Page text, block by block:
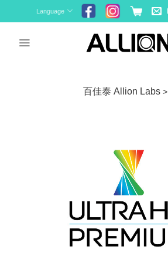
to
Language
百佳泰 Allion Labs>